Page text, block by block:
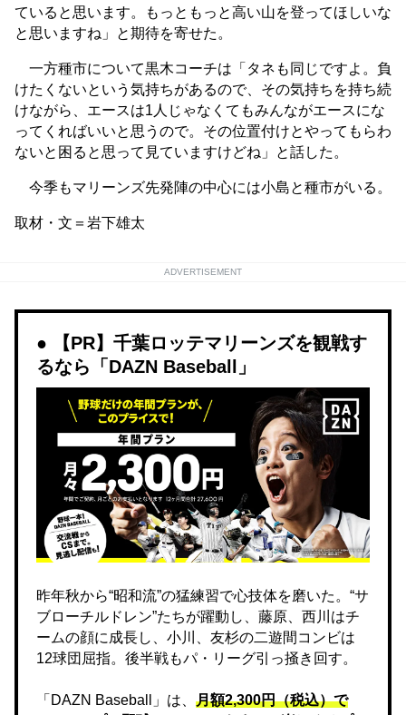
ていると思います。もっともっと高い山を登ってほしいな
と思いますね」と期待を寄せた。
一方種市について黒木コーチは「タネも同じですよ。負
けたくないという気持ちがあるので、その気持ちを持ち続
けながら、エースは1人じゃなくてもみんながエースにな
ってくればいいと思うので。その位置付けとやってもらわ
ないと困ると思って見ていますけどね」と話した。
今季もマリーンズ先発陣の中心には小島と種市がいる。
取材・文＝岩下雄太
ADVERTISEMENT
【PR】千葉ロッテマリーンズを観戦す
るなら「DAZN Baseball」
昨年秋から“昭和流”の猛練習で心技体を磨いた。“サ
ブローチルドレン”たちが躍動し、藤原、西川はチ
ームの顔に成長し、小川、友杉の二遊間コンビは
12球団屈指。後半戦もパ・リーグ引っ掻き回す。
「DAZN Baseball」は、 月額2,300円（税込）で